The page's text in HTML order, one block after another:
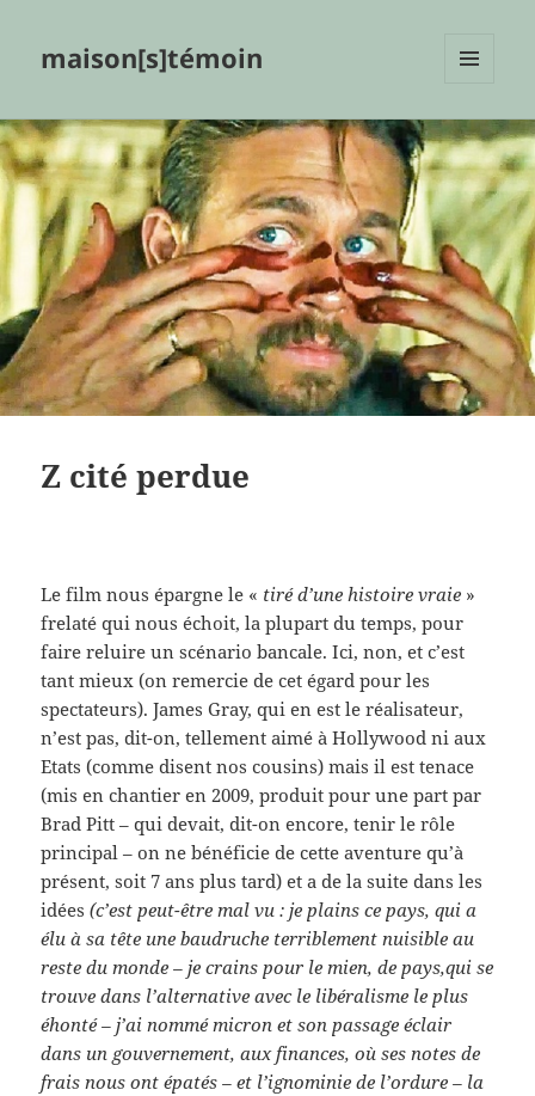
maison[s]témoin
WIDGETS
Z cité perdue
Le film nous épargne le « tiré d’une histoire vraie »
frelaté qui nous échoit, la plupart du temps, pour
faire reluire un scénario bancale. Ici, non, et c’est
tant mieux (on remercie de cet égard pour les
spectateurs). James Gray, qui en est le réalisateur,
n’est pas, dit-on, tellement aimé à Hollywood ni aux
Etats (comme disent nos cousins) mais il est tenace
(mis en chantier en 2009, produit pour une part par
Brad Pitt – qui devait, dit-on encore, tenir le rôle
principal – on ne bénéficie de cette aventure qu’à
présent, soit 7 ans plus tard) et a de la suite dans les
idées(c’est peut-être mal vu : je plains ce pays, qui a
élu à sa tête une baudruche terriblement nuisible au
reste du monde – je crains pour le mien, de pays,qui se
trouve dans l’alternative avec le libéralisme le plus
éhonté – j’ai nommé micron et son passage éclair
dans un gouvernement, aux finances, où ses notes de
frais nous ont épatés – et l’ignominie de l’ordure – la